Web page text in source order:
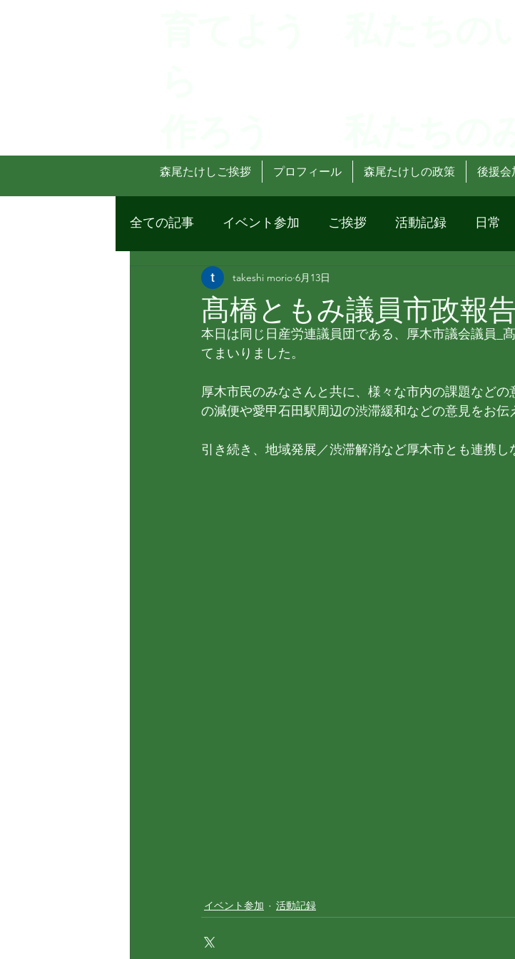
森尾たけしご挨拶 プロフィール 森尾たけしの政策 後援会
全ての記事 イベント参加 ご挨拶 活動記録 日常
髙橋ともみ議員市政報
takeshi morio 6月13日
本日は同じ日産労連議員団である、厚木市議会議員_
てまいりました。
厚木市民のみなさんと共に、様々な市内の課題など
の減便や愛甲石田駅周辺の渋滞緩和などの意見をお伝
引き続き、地域発展／渋滞解消など厚木市とも連携し
イベント参加 活動記録